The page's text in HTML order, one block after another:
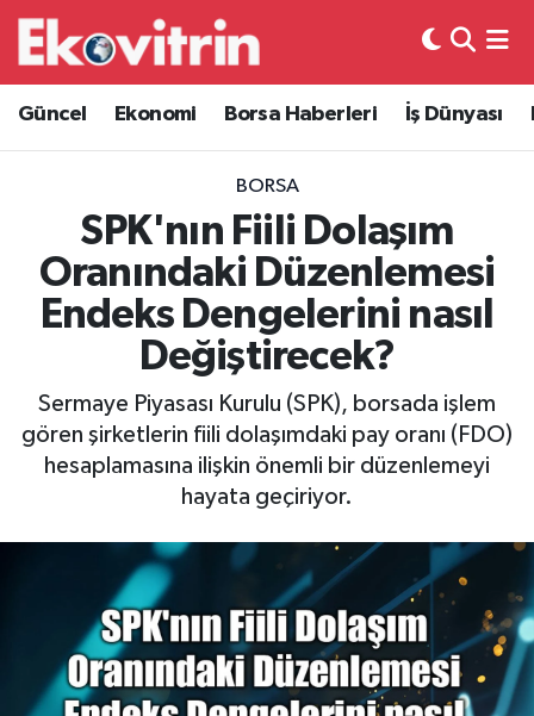
Güncel Ekonomi Borsa Haberleri İş Dünyası
BORSA
SPK'nın Fiili Dolaşım
Oranındaki Düzenlemesi
Endeks Dengelerini nasıl
Değiştirecek?
Sermaye Piyasası Kurulu (SPK), borsada işlem
gören şirketlerin fiili dolaşımdaki pay oranı (FDO)
hesaplamasına ilişkin önemli bir düzenlemeyi
hayata geçiriyor.
Güncel
Ekonomi
Borsa Haberleri
İş Dünyası
Lojistik
Otovitrin
Asayiş
Gayrimenkul
Spor
Eğitim
Hava Durumu
Trafik Durumu
Süper Lig Puan Durumu ve Fikstür
Tüm Manşetler
Son Dakika Haberleri
Haber Arşivi